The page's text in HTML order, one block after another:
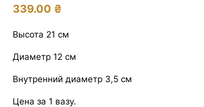
339.00 ₴
Высота 21 см
Диаметр 12 см
Внутренний диаметр 3,5 см
Цена за 1 вазу.